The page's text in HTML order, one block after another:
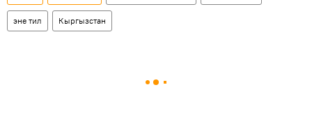
эне тил Кыргызстан